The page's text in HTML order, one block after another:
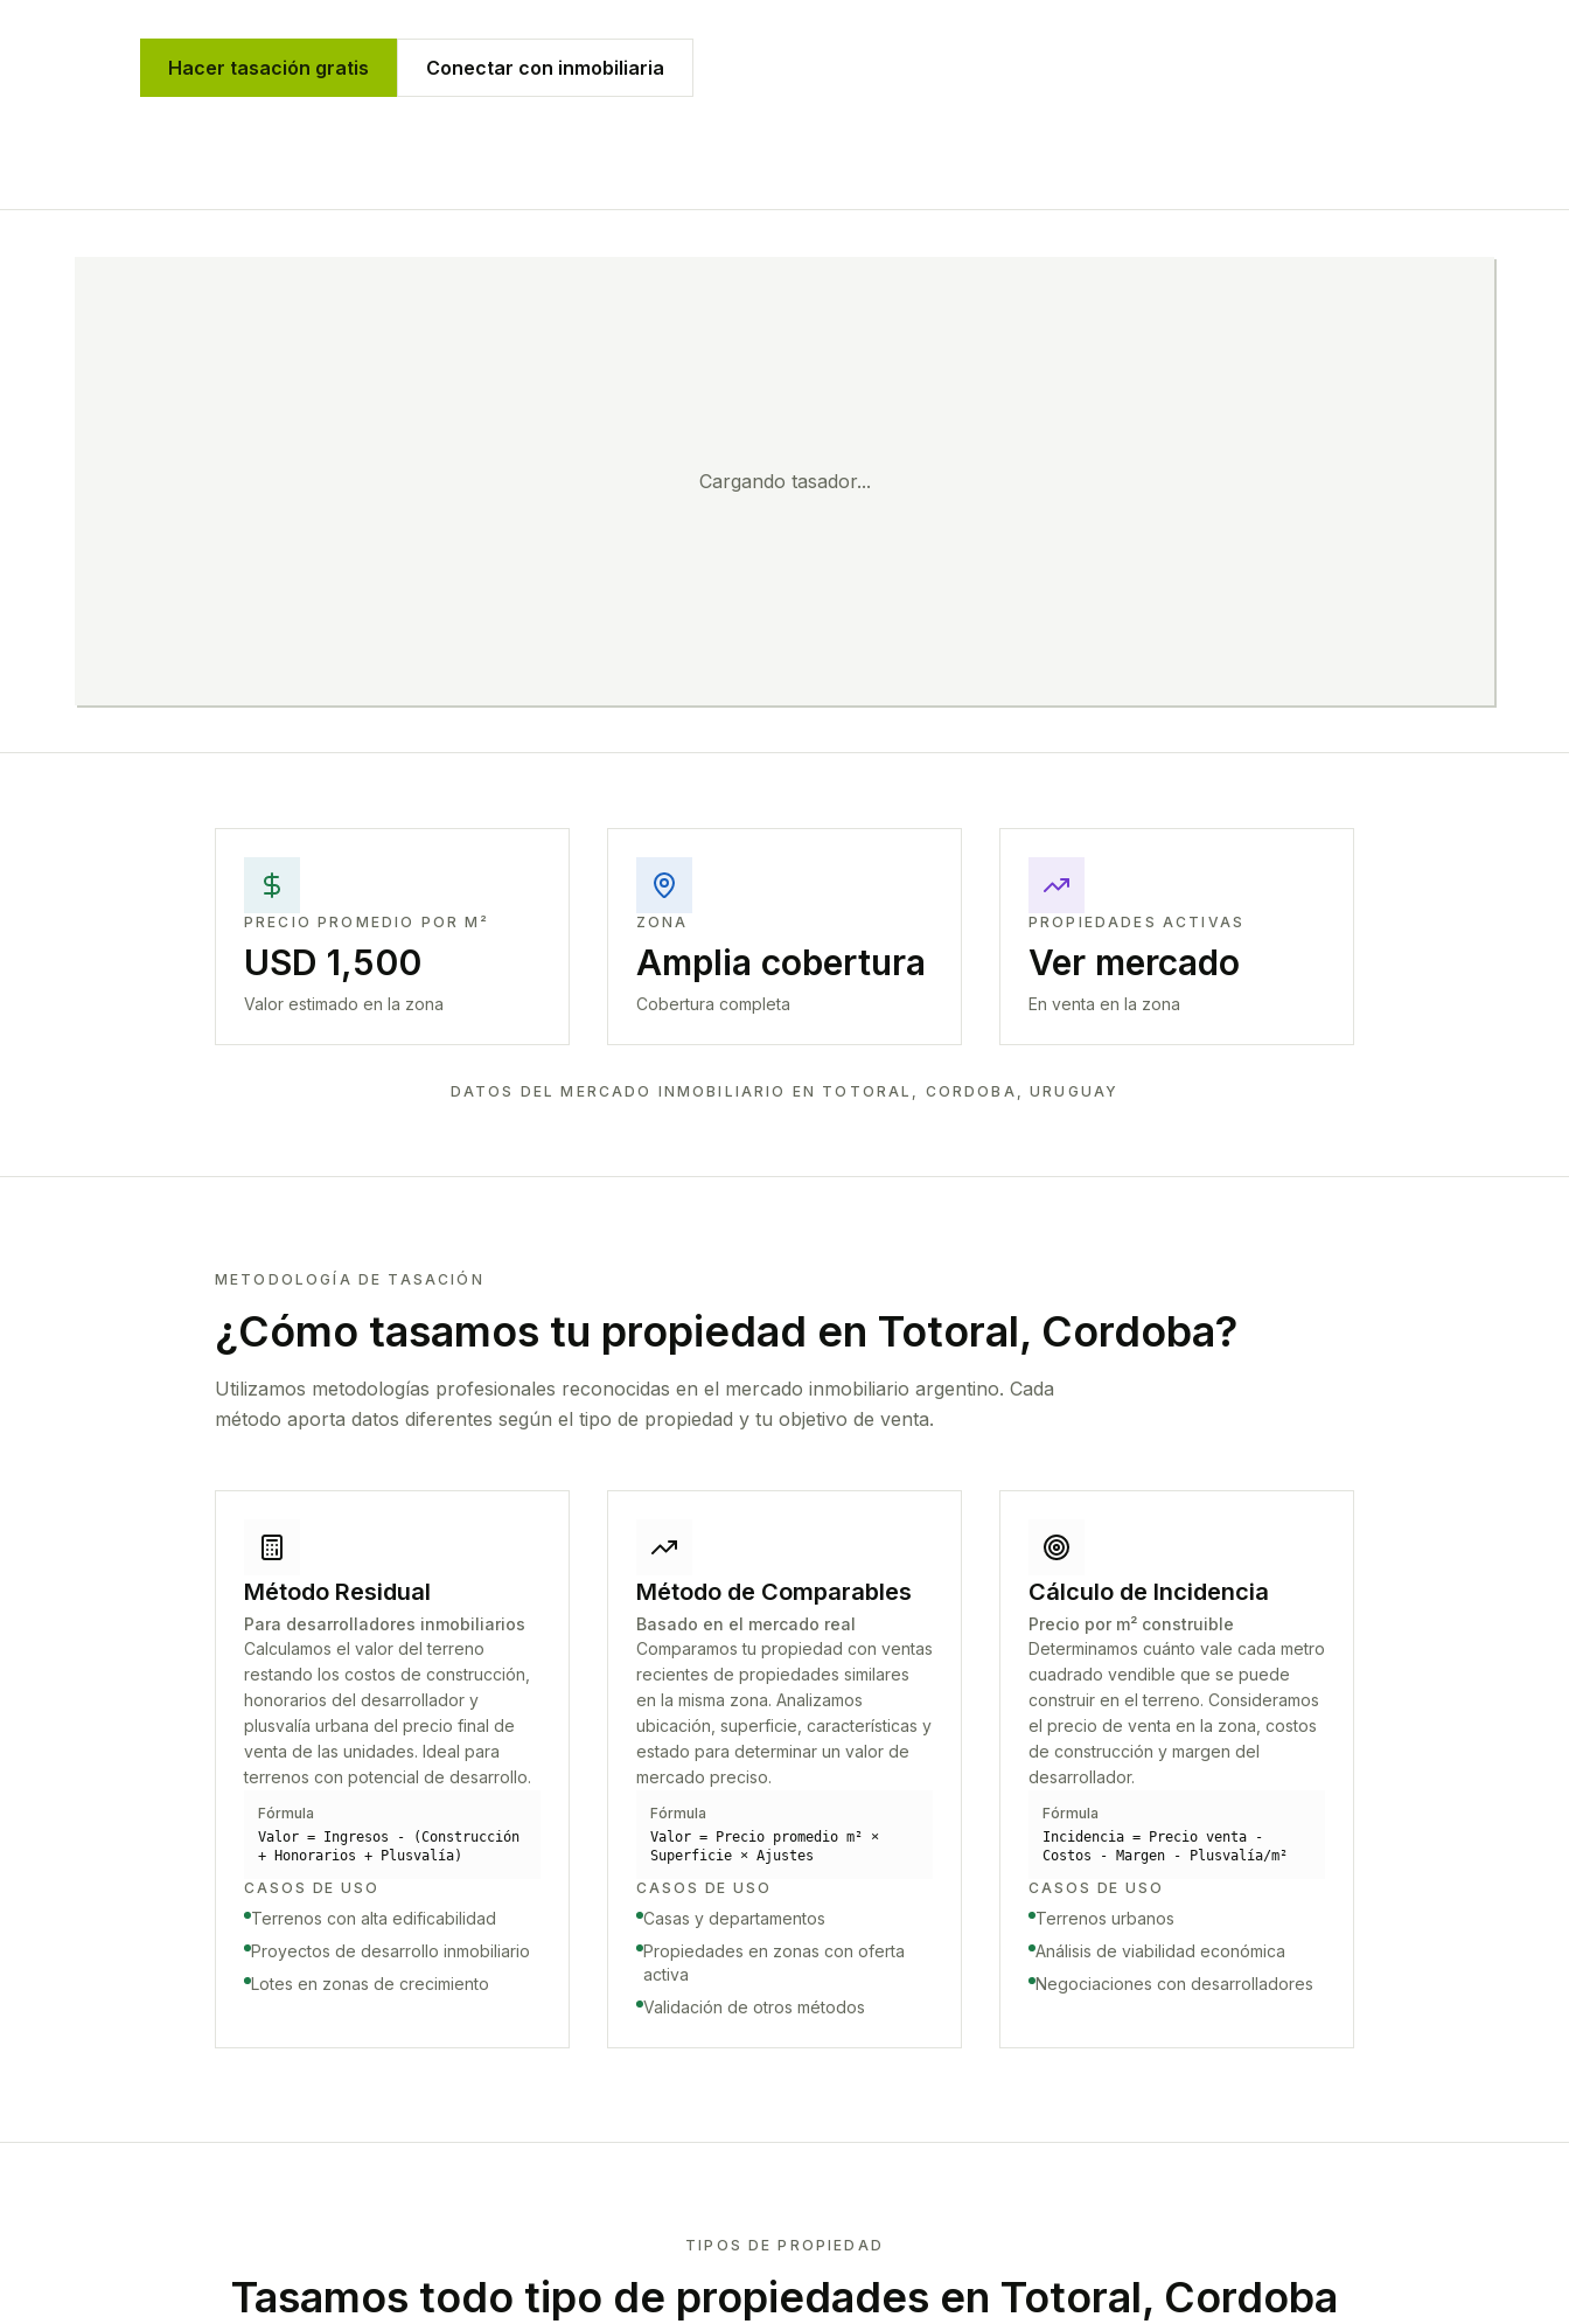
Hacer tasación gratis Conectar con inmobiliaria
Cargando tasador...
PRECIO PROMEDIO POR M²
USD 1,500
Valor estimado en la zona
ZONA
Amplia cobertura
Cobertura completa
PROPIEDADES ACTIVAS
Ver mercado
En venta en la zona
DATOS DEL MERCADO INMOBILIARIO EN TOTORAL, CORDOBA, URUGUAY
METODOLOGÍA DE TASACIÓN
¿Cómo tasamos tu propiedad en Totoral, Cordoba?
Utilizamos metodologías profesionales reconocidas en el mercado inmobiliario argentino. Cada
método aporta datos diferentes según el tipo de propiedad y tu objetivo de venta.
Método Residual
Para desarrolladores inmobiliarios
Calculamos el valor del terreno
restando los costos de construcción,
honorarios del desarrollador y
plusvalía urbana del precio final de
venta de las unidades. Ideal para
terrenos con potencial de desarrollo.
Fórmula
Valor = Ingresos - (Construcción
+ Honorarios + Plusvalía)
CASOS DE USO
Terrenos con alta edificabilidad
Proyectos de desarrollo inmobiliario
Lotes en zonas de crecimiento
Método de Comparables
Basado en el mercado real
Comparamos tu propiedad con ventas
recientes de propiedades similares
en la misma zona. Analizamos
ubicación, superficie, características y
estado para determinar un valor de
mercado preciso.
Fórmula
Valor = Precio promedio m² ×
Superficie × Ajustes
CASOS DE USO
Casas y departamentos
Propiedades en zonas con oferta
activa
Validación de otros métodos
Cálculo de Incidencia
Precio por m² construible
Determinamos cuánto vale cada metro
cuadrado vendible que se puede
construir en el terreno. Consideramos
el precio de venta en la zona, costos
de construcción y margen del
desarrollador.
Fórmula
Incidencia = Precio venta -
Costos - Margen - Plusvalía/m²
CASOS DE USO
Terrenos urbanos
Análisis de viabilidad económica
Negociaciones con desarrolladores
TIPOS DE PROPIEDAD
Tasamos todo tipo de propiedades en Totoral, Cordoba